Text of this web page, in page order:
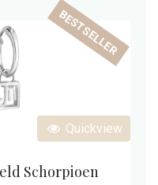
Quickview
BESTSELLER
Schorpioen